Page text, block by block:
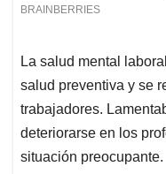
La salud mental
salud preventiva y se
trabajadores.
deteriorarse en los
situación preocupante.